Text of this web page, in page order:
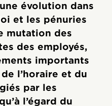
évolution dans
et les pénuries
mutation des
des employés,
importants
l’horaire et du
par les
l’égard du